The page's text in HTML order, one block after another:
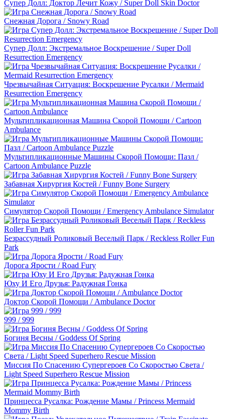
Супер Долл: Доктор Лечит Кожу / Super Doll Skin Doctor
Снежная Дорога / Snowy Road
Супер Долл: Экстремальное Воскрешение / Super Doll
Resurrection Emergency
Чрезвычайная Ситуация: Воскрешение Русалки / Mermaid
Resurrection Emergency
Мультипликационная Машина Скорой Помощи / Cartoon
Ambulance
Мультипликационные Машины Скорой Помощи: Пазл /
Cartoon Ambulance Puzzle
Забавная Хирургия Костей / Funny Bone Surgery
Симулятор Скорой Помощи / Emergency Ambulance Simulator
Безрассудный Роликовый Веселый Парк / Reckless Roller Fun
Park
Дорога Ярости / Road Fury
Юху И Его Друзья: Радужная Гонка
Доктор Скорой Помощи / Ambulance Doctor
999 / 999
Богиня Весны / Goddess Of Spring
Миссия По Спасению Супергероев Со Скоростью Света /
Light Speed Superhero Rescue Mission
Принцесса Русалка: Рождение Мамы / Princess Mermaid
Mommy Birth